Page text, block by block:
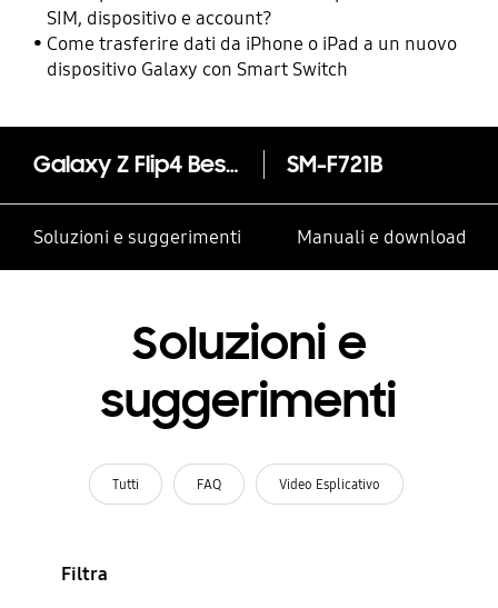
SIM, dispositivo e account?
Come trasferire dati da iPhone o iPad a un nuovo
dispositivo Galaxy con Smart Switch
Galaxy Z Flip4 Bespoke Edition (Navy Front Color) SM-F721B
Soluzioni e suggerimenti Manuali e download
Soluzioni e
suggerimenti
Tutti FAQ Video Esplicativo
Filtra